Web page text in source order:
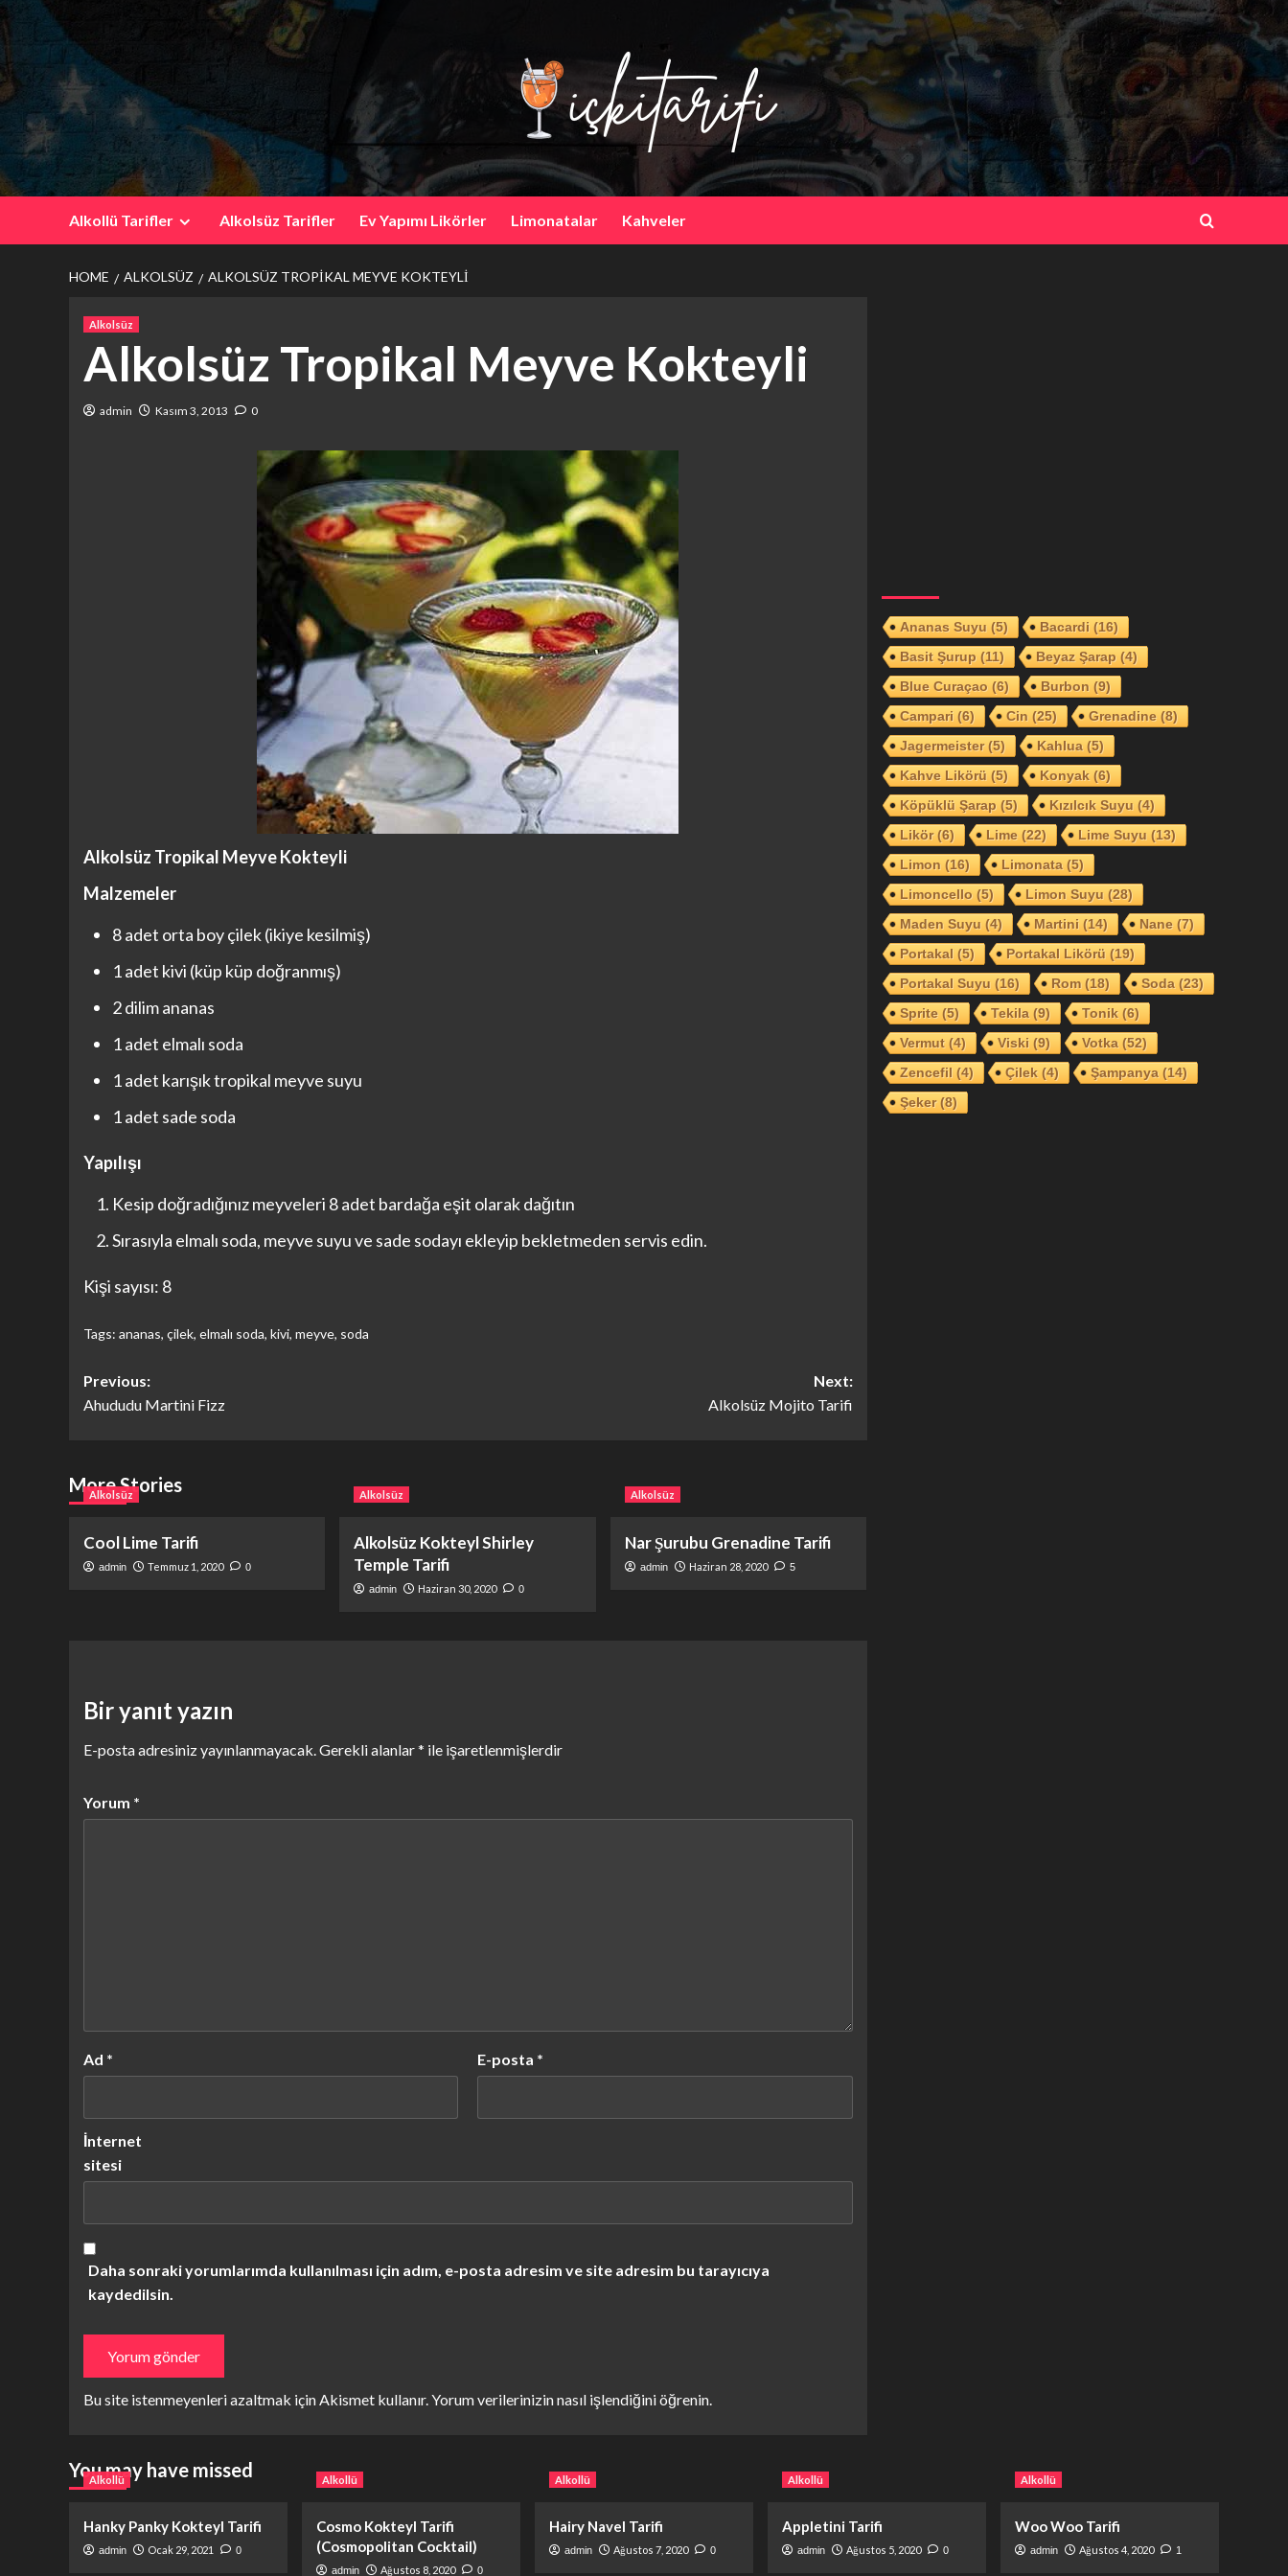
to
Alkollü Tarifler Alkolsüz Tarifler Ev Yapımı Likörler Limonatalar Kahveler
HOME ALKOLSÜZ ALKOLSÜZ TROPIKAL MEYVE KOKTEYLI
Alkolsüz
Alkolsüz Tropikal Meyve Kokteyli
admin Kasım 3, 2013 0
Alkolsüz Tropikal Meyve Kokteyli
Malzemeler
8 adet orta boy çilek (ikiye kesilmiş)
1 adet kivi (küp küp doğranmış)
2 dilim ananas
1 adet elmalı soda
1 adet karışık tropikal meyve suyu
1 adet sade soda
Yapılışı
Kesip doğradığınız meyveleri 8 adet bardağa eşit olarak dağıtın
Sırasıyla elmalı soda, meyve suyu ve sade sodayı ekleyip bekletmeden servis edin.
Kişi sayısı: 8
Tags: ananas, çilek, elmalı soda, kivi, meyve, soda
Post
navigation
Previous:
Ahududu Martini Fizz
Next:
Alkolsüz Mojito Tarifi
More Stories
Alkolsüz
Cool Lime Tarifi
admin Temmuz 1, 2020 0
Alkolsüz
Alkolsüz Kokteyl Shirley
Temple Tarifi
admin Haziran 30, 2020 0
Alkolsüz
Nar Şurubu Grenadine Tarifi
admin Haziran 28, 2020 5
Bir yanıt yazın
E-posta adresiniz yayınlanmayacak.Gerekli alanlar* ile işaretlenmişlerdir
Yorum *
Ad * E-posta *
İnternet
sitesi
Daha sonraki yorumlarımda kullanılması için adım, e-posta adresim ve site adresim bu tarayıcıya
kaydedilsin.
Bu site istenmeyenleri azaltmak için Akismet kullanır.Yorum verilerinizin nasıl işlendiğini öğrenin.
Ananas Suyu(5) Bacardi(16)
Basit Şurup(11) Beyaz Şarap(4)
Blue Curaçao(6) Burbon(9)
Campari(6) Cin(25) Grenadine(8)
Jagermeister(5) Kahlua(5)
Kahve Likörü(5) Konyak(6)
Köpüklü Şarap(5) Kızılcık Suyu(4)
Likör(6) Lime(22) Lime Suyu(13)
Limon(16) Limonata(5)
Limoncello(5) Limon Suyu(28)
Maden Suyu(4) Martini(14) Nane(7)
Portakal(5) Portakal Likörü(19)
Portakal Suyu(16) Rom(18) Soda(23)
Sprite(5) Tekila(9) Tonik(6)
Vermut(4) Viski(9) Votka(52)
Zencefil(4) Çilek(4) Şampanya(14)
Şeker(8)
You may have missed
Alkollü
Hanky Panky Kokteyl Tarifi
admin Ocak 29, 2021 0
Alkollü
Cosmo Kokteyl Tarifi
(Cosmopolitan Cocktail)
admin Ağustos 8, 2020 0
Alkollü
Hairy Navel Tarifi
admin Ağustos 7, 2020 0
Alkollü
Appletini Tarifi
admin Ağustos 5, 2020 0
Alkollü
Woo Woo Tarifi
admin Ağustos 4, 2020 1